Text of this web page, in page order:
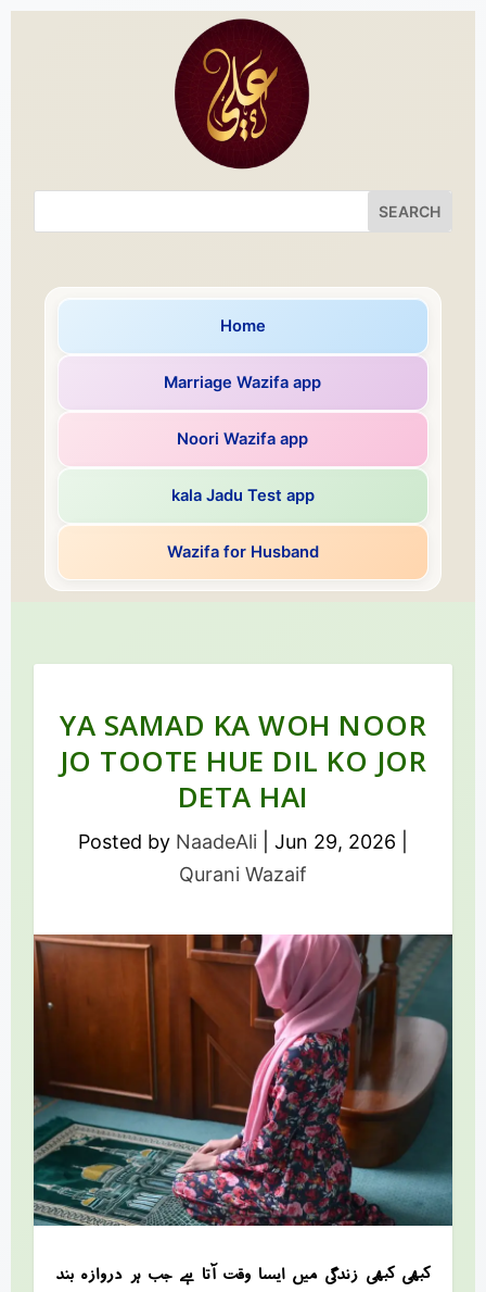
Home
Marriage Wazifa app
Noori Wazifa app
kala Jadu Test app
Wazifa for Husband
YA SAMAD KA WOH NOOR
JO TOOTE HUE DIL KO JOR
DETA HAI
Posted by NaadeAli Jun 29, 2026
Qurani Wazaif
کبھی کبھی زندگی میں ایسا وقت آتا ہے جب ہر دروازہ بند